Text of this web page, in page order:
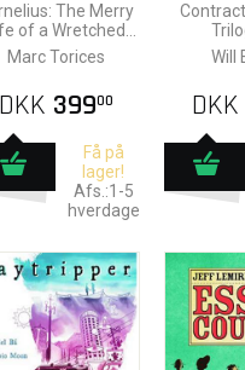
The Merry
of a Wretched
Dog HC
Marc Torices
DKK 39900
Få på
lager!
Afs.:1-5
hverdage
Will
DKK